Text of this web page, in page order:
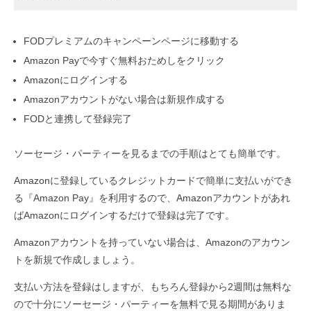
FODプレミアムのキャンペーンページに移動する
Amazon Payで今すぐ無料おためしをクリック
Amazonにログインする
Amazonアカウントがない場合は新規作成する
FODと連携して登録完了
ソーセージ・パーティーを見るまでの手順はとても簡単です。
Amazonに登録しているクレジットカードで簡単に支払いができ
る『Amazon Pay』を利用するので、Amazonアカウントがあれ
ばAmazonにログインするだけで登録は完了です。
Amazonアカウントを持っていない場合は、Amazonのアカウン
トを新規で作成しましょう。
支払い方法を登録はしますが、もちろん登録から2週間は無料な
ので十分にソーセージ・パーティーを無料で見る期間がありま